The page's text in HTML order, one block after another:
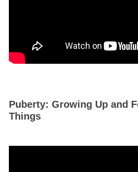
Puberty: Growing Up and
Things